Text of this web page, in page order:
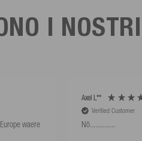
I
waere
Axel L**
Verified Customer
Nö..............